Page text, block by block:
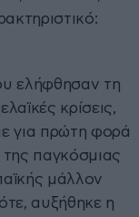
ελήφθησαν τη
κρίσεις,
για πρώτη φορά
της παγκόσμιας
μάλλον
αυξήθηκε η